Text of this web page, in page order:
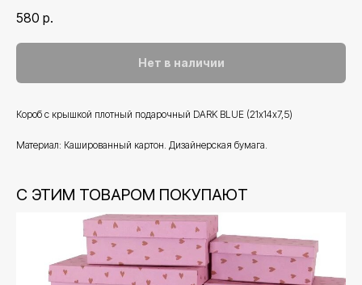
580 р.
Нет в наличии
Короб с крышкой плотный подарочный DARK BLUE (21х14х7,5)
Материал: Кашированный картон. Дизайнерская бумага.
С ЭТИМ ТОВАРОМ ПОКУПАЮТ